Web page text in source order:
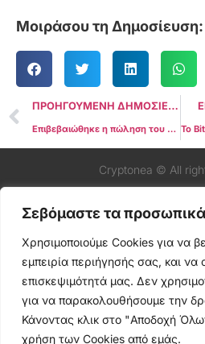
Σεβόμαστε τα
Χρησιμοποιούμε Cookies για να
εμπειρία περιήγησής σας, και
επισκεψιμότητά μας. Δεν
για να παρακολουθήσουμε την
Κάνοντας κλικ στο "Αποδοχή
χρήση των Cookies από εμάς.
Μοιράσου τη Δημοσίευση:
ΠΡΟΗΓΟΥΜΕΝΗ ΔΗΜΟΣΙΕΥΣΗ
Επιβεβαιώθηκε η πώληση του PUMP token – Εκτός οι χρήστες της ΕΕ
Cryptonea © All